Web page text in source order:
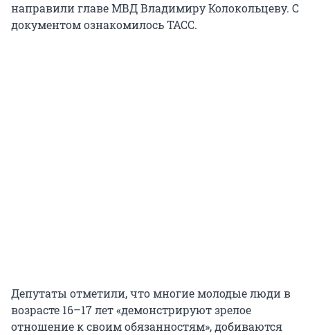
направили главе МВД Владимиру Колокольцеву. С
документом ознакомилось ТАСС.
Депутаты отметили, что многие молодые люди в
возрасте 16–17 лет «демонстрируют зрелое
отношение к своим обязанностям», добиваются